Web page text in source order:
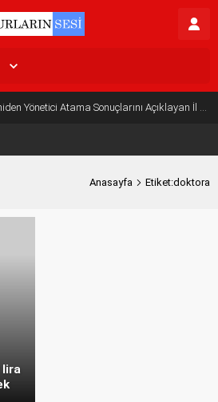
Yönetici Atama Sonuçlarını Açıklayan İl MEM’ler Listesi
Anasayfa Etiket:doktora
lira